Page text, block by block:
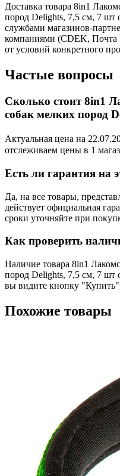
Доставка товара 8in1
пород Delights, 7,5 см, 7 шт
службами магазинов-
компаниями (CDEK, Почта
от условий конкретного
Частые вопросы
Сколько стоит 8in1
собак мелких пород
Актуальная цена на
отслеживаем цены в 1
Есть ли гарантия на
Да, на все товары,
действует официальная
сроки уточняйте при
Как проверить
Наличие товара 8in1
пород Delights, 7,5 см, 7 шт
вы видите кнопку "Купить",
Похожие товары